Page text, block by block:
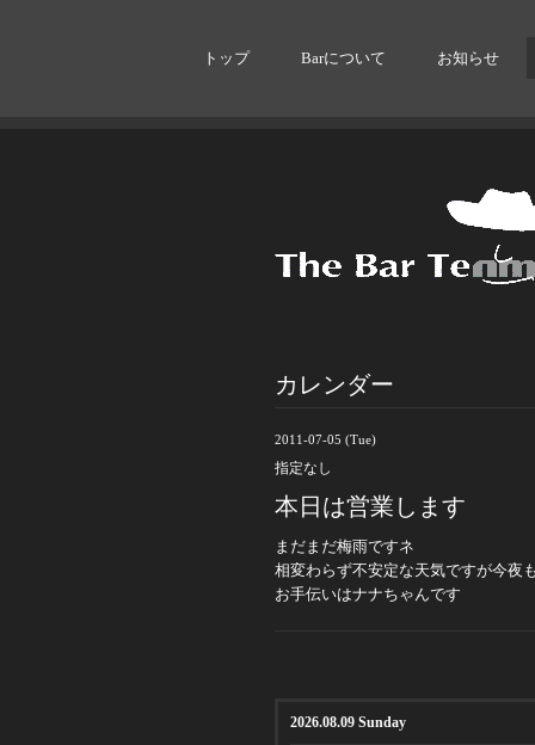
トップ Barについて お知らせ
カレンダー
2011-07-05 (Tue)
指定なし
本日は営業します
まだまだ梅雨ですネ
相変わらず不安定な天気ですが今夜
お手伝いはナナちゃんです
2026.08.09 Sunday